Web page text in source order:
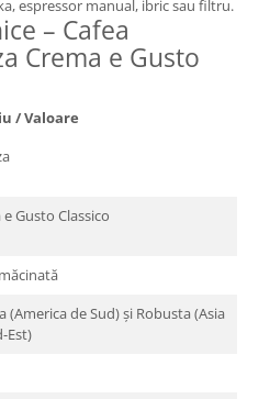
espressor manual, ibric sau filtru.
– Cafea
Crema e Gusto
/ Valoare
Gusto Classico
(America de Sud) și Robusta (Asia
Est)